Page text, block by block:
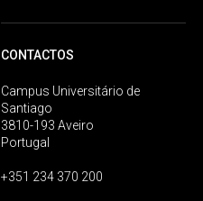
CONTACTOS
Campus Universitário de
Santiago
3810-193 Aveiro
Portugal
+351 234 370 200